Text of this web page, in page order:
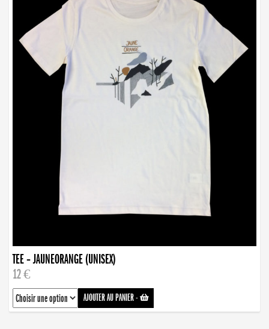
TEE – JAUNEORANGE (UNISEX)
12 €
AJOUTER AU PANIER-